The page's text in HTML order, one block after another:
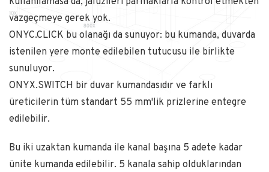
vazgeçmeye gerek yok.
ONYC.CLICK bu olanağı da sunuyor: bu kumanda, duvarda
istenilen yere monte edilebilen tutucusu ile birlikte
sunuluyor.
ONYX.SWITCH bir duvar kumandasıdır ve farklı
üreticilerin tüm standart 55 mm'lik prizlerine entegre
edilebilir.
Bu iki uzaktan kumanda ile kanal başına 5 adete kadar
ünite kumanda edilebilir. 5 kanala sahip olduklarından